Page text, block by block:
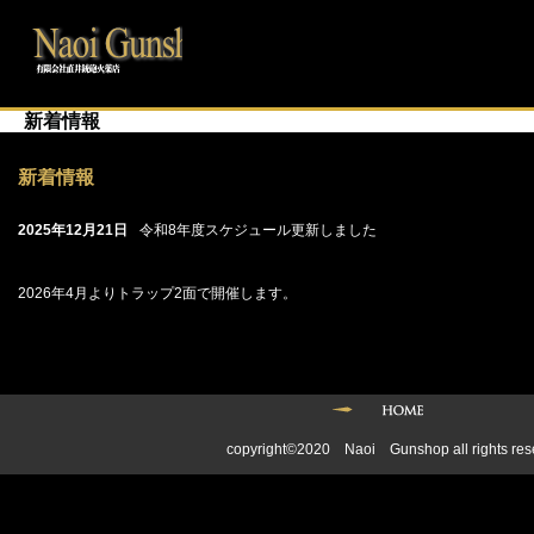
新着情報
新着情報
2025年12月21日 令和8年度スケジュール更新しました
2026年4月よりトラップ2面で開催します。
copyright©2020 Naoi Gunshop all rights